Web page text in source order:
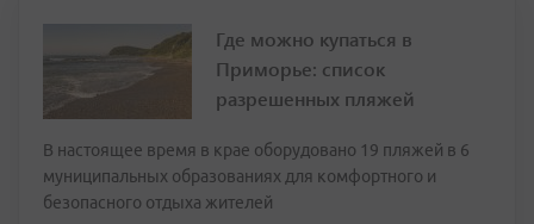
Где можно купаться в
Приморье: список
разрешенных пляжей
В настоящее время в крае оборудовано 19 пляжей в 6
муниципальных образованиях для комфортного и
безопасного отдыха жителей